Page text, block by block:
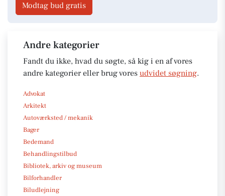
Modtag bud gratis
Andre kategorier
Fandt du ikke, hvad du søgte, så kig i en af vores
andre kategorier eller brug vores udvidet søgning.
Advokat
Arkitekt
Autoværksted / mekanik
Bager
Bedemand
Behandlingstilbud
Bibliotek, arkiv og museum
Bilforhandler
Biludlejning